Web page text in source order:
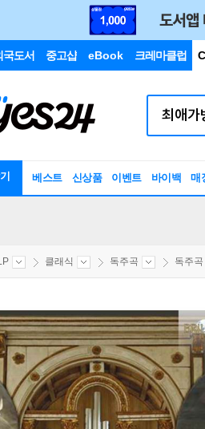
국도서 중고샵 eBook 크레마클럽
베스트 신상품 이벤트 바이백 매
클래식 독주곡 독주